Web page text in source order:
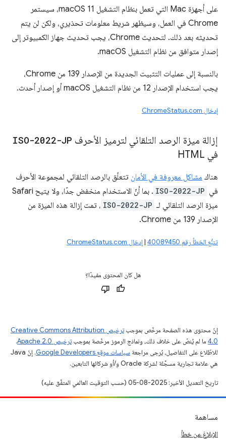
على أجهزة Mac التي تعمل بنظام التشغيل macOS 11، سيستمر
Chrome في العمل، وسيظهر شريط معلومات تحذيري، ولكن لن يتم
تحديثه بعد ذلك. لتحديث Chrome، يجب تحديث جهاز الكمبيوتر إلى
إصدار متوافق من نظام التشغيل macOS.
بالنسبة إلى عمليات التثبيت الجديدة من الإصدار 139 من Chrome،
يجب استخدام الإصدار 12 من نظام التشغيل macOS أو إصدار أحدث.
إدخال ChromeStatus.com
إزالة ميزة الرصد التلقائي لترميز الأحرف ISO-2022-JP
في HTML
هناك مشاكل معروفة في الأمان تتعلّق بالرصد التلقائي لمجموعة الأحرف
في ISO-2022-JP
. بما أنّ الاستخدام منخفض جدًا، ولا يتيح Safari
ميزة الرصد التلقائي لـ ISO-2022-JP ، تمت إزالة هذه الميزة من
الإصدار 139 من Chrome.
تتبُّع الخطأ رقم 40089450 |إدخال ChromeStatus.com
هل كان المحتوى مفيدًا؟
إنّ محتوى هذه الصفحة مرخّص بموجب
ترخيص Creative Commons Attribution
4.0‏ ما لم يُنصّ على خلاف ذلك، ونماذج الرموز مرخّصة بموجبترخيص Apache 2.0‏
.
للاطّلاع على التفاصيل، يُرجى مراجعة سياسات موقع Google Developers‏
. إنّ Java
هي علامة تجارية مسجَّلة لشركة Oracle و/أو شركائها التابعين.
تاريخ التعديل الأخير: 2025-08-05 (حسب التوقيت العالمي المتفَّق عليه)
مساهمة
الإبلاغ عن خطأ